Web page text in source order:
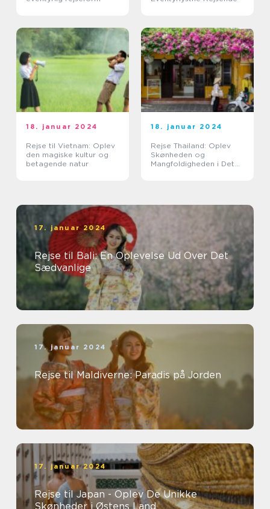
18. januar 2024
Rejse til Vietnam: Oplev
den magiske kultur og
betagende natur
18. januar 2024
Rejse Thailand: Oplev
Skønheden og
Mangfoldigheden i Det
17. januar 2024
Rejse til Bali: En Oplevelse Ud Over Det
Sædvanlige
17. januar 2024
Rejse til Maldiverne: Paradis på Jorden
17. januar 2024
Rejse til Japan - Oplev De Unikke
Skønheder i Østens Land